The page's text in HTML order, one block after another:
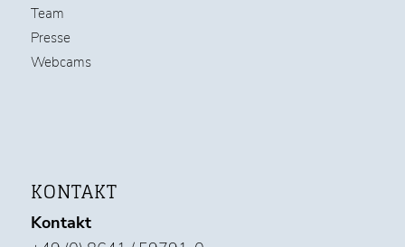
Team
Presse
Webcams
KONTAKT
Kontakt